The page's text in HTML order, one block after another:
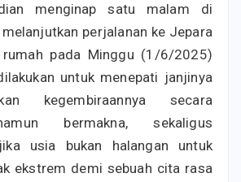
menginap satu malam di
perjalanan ke Jepara
pada Minggu (1/6/2025)
untuk menepati janjinya
kegembiraannya secara
bermakna, sekaligus
usia bukan halangan untuk
ekstrem demi sebuah cita rasa